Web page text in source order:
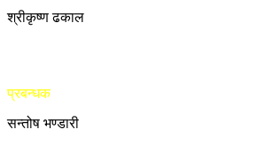
श्रीकृष्ण ढकाल
प्रबन्धक
सन्तोष भण्डारी